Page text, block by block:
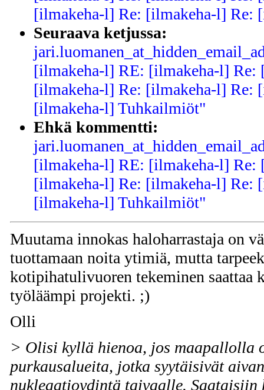
[ilmakeha-l] Re: [ilmakeha-l] Re:
Seuraava ketjussa:
[ilmakeha-l] RE: [ilmakeha-l] Re:
[ilmakeha-l] Re: [ilmakeha-l] Re:
[ilmakeha-l] Tuhkailmiöt"
Ehkä kommentti:
[ilmakeha-l] RE: [ilmakeha-l] Re:
[ilmakeha-l] Re: [ilmakeha-l] Re:
[ilmakeha-l] Tuhkailmiöt"
Muutama innokas haloharrastaja on
tuottamaan noita ytimiä, mutta
kotipihatulivuoren tekeminen saattaa
työläämpi projekti. ;)
Olli
> Olisi kyllä hienoa, jos maapallolla
purkausalueita, jotka syytäisivät
nukleaatioydintä taivaalle.